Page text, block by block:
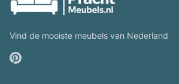
Vind de mooiste meubels van Nederland